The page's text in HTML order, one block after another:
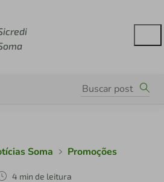
Soma Promoções
4 min de leitura